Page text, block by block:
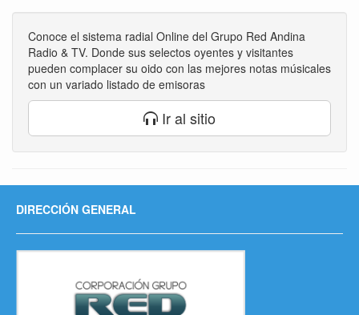
Conoce el sistema radial Online del Grupo Red Andina
Radio & TV. Donde sus selectos oyentes y visitantes
pueden complacer su oido con las mejores notas músicales
con un variado listado de emisoras
Ir al sitio
DIRECCIÓN GENERAL